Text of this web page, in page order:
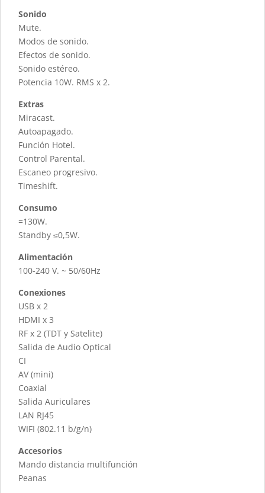
Sonido
Mute.
Modos de sonido.
Efectos de sonido.
Sonido estéreo.
Potencia 10W. RMS x 2.
Extras
Miracast.
Autoapagado.
Función Hotel.
Control Parental.
Escaneo progresivo.
Timeshift.
Consumo
=130W.
Standby ≤0,5W.
Alimentación
100-240 V. ~ 50/60Hz
Conexiones
USB x 2
HDMI x 3
RF x 2 (TDT y Satelite)
Salida de Audio Optical
CI
AV (mini)
Coaxial
Salida Auriculares
LAN RJ45
WIFI (802.11 b/g/n)
Accesorios
Mando distancia multifunción
Peanas